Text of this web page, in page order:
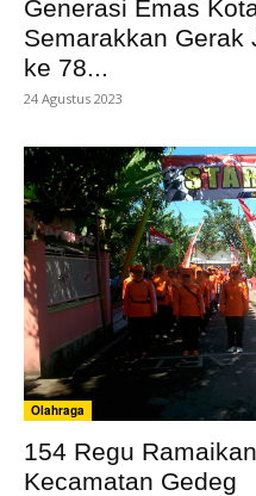
Generasi Emas
Semarakkan Gerak
ke 78...
24 Agustus 2023
Olahraga
154 Regu
Kecamatan Gedeg